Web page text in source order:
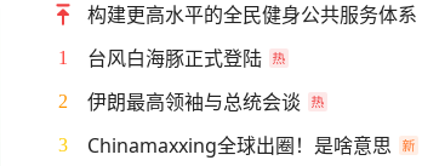
构建更高水平的全民健身公共服务体系
1 台风白海豚正式登陆
2 伊朗最高领袖与总统会谈
3 Chinamaxxing全球出圈！是啥意思